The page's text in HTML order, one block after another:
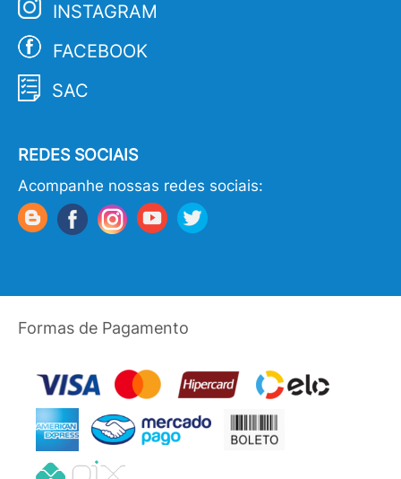
INSTAGRAM
FACEBOOK
SAC
REDES SOCIAIS
Acompanhe nossas redes sociais:
Formas de Pagamento